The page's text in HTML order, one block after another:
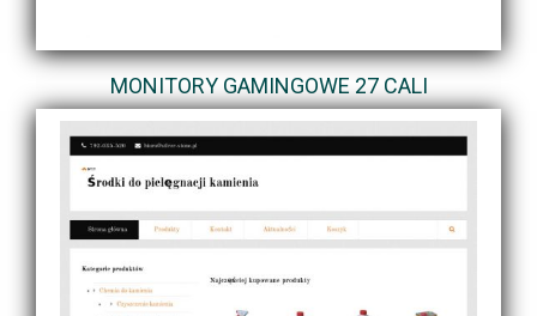
MONITORY GAMINGOWE 27 CALI